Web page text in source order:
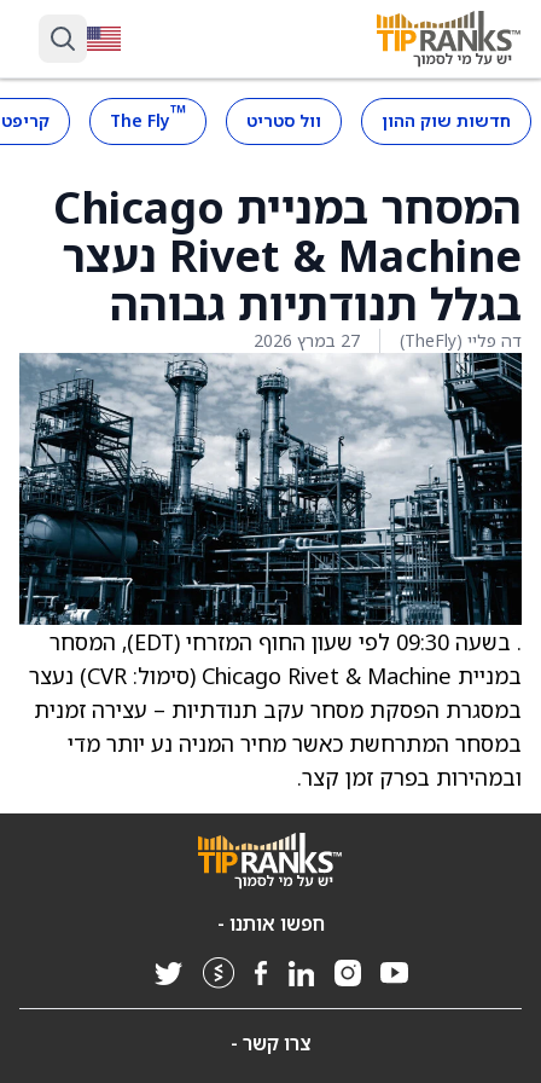
חדשות שוק ההון וול סטריט ™
The Fly
המסחר במניית Chicago
Rivet & Machine נעצר
בגלל תנודתיות גבוהה
דה פליי (TheFly) 27 במרץ 2026
. בשעה 09:30 לפי שעון החוף המזרחי (EDT), המסחר
במניית Chicago Rivet & Machine ‏(סימול: CVR) נעצר
במסגרת הפסקת מסחר עקב תנודתיות – עצירה זמנית
במסחר המתרחשת כאשר מחיר המניה נע יותר מדי
ובמהירות בפרק זמן קצר.
חפשו אותנו -
צרו קשר -